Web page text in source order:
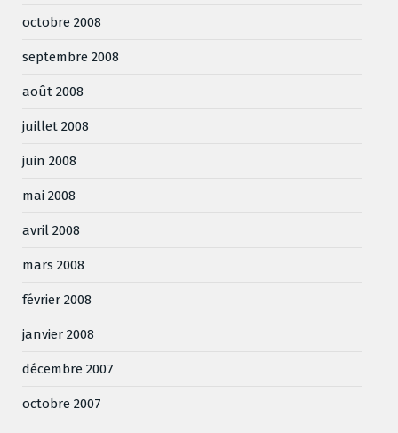
octobre 2008
septembre 2008
août 2008
juillet 2008
juin 2008
mai 2008
avril 2008
mars 2008
février 2008
janvier 2008
décembre 2007
octobre 2007